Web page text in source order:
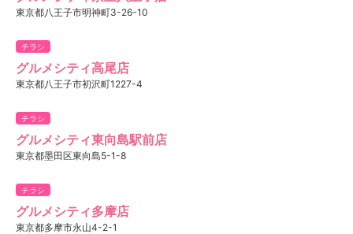
東京都八王子市明神町3-26-10
チラシ
グルメシティ高尾店
東京都八王子市初沢町1227-4
チラシ
グルメシティ東向島駅前店
東京都墨田区東向島5-1-8
チラシ
グルメシティ多摩店
東京都多摩市永山4-2-1